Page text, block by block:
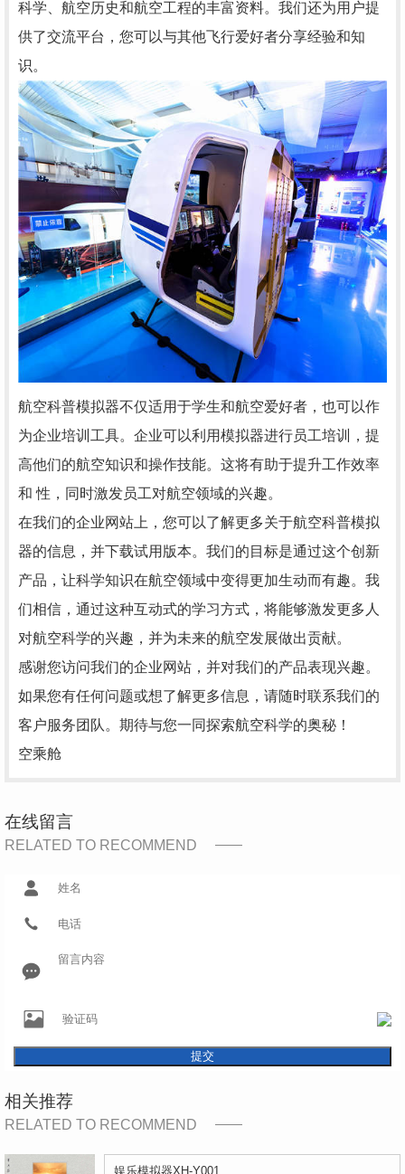
科学、航空历史和航空工程的丰富资料。我们还为用户提
供了交流平台，您可以与其他飞行爱好者分享经验和知
识。
航空科普模拟器不仅适用于学生和航空爱好者，也可以作
为企业培训工具。企业可以利用模拟器进行员工培训，提
高他们的航空知识和操作技能。这将有助于提升工作效率
和 性，同时激发员工对航空领域的兴趣。
在我们的企业网站上，您可以了解更多关于航空科普模拟
器的信息，并下载试用版本。我们的目标是通过这个创新
产品，让科学知识在航空领域中变得更加生动而有趣。我
们相信，通过这种互动式的学习方式，将能够激发更多人
对航空科学的兴趣，并为未来的航空发展做出贡献。
感谢您访问我们的企业网站，并对我们的产品表现兴趣。
如果您有任何问题或想了解更多信息，请随时联系我们的
客户服务团队。期待与您一同探索航空科学的奥秘！
空乘舱
在线留言
RELATED TO RECOMMEND
提交
相关推荐
RELATED TO RECOMMEND
娱乐模拟器XH-Y001